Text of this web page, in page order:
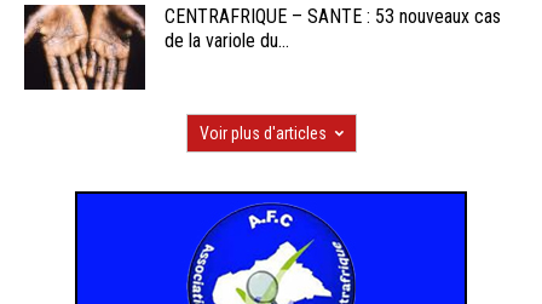
CENTRAFRIQUE – SANTE : 53 nouveaux cas
de la variole du...
Voir plus d'articles